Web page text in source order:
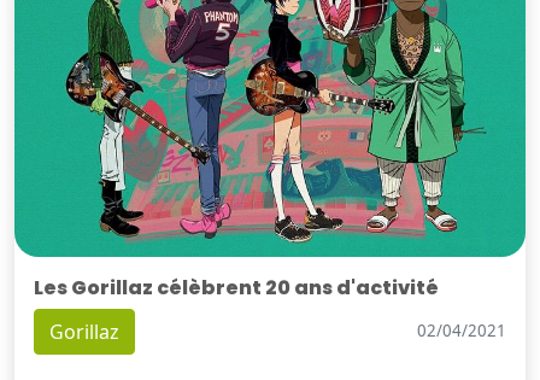
Les Gorillaz célèbrent 20 ans d'activité
Gorillaz 02/04/2021